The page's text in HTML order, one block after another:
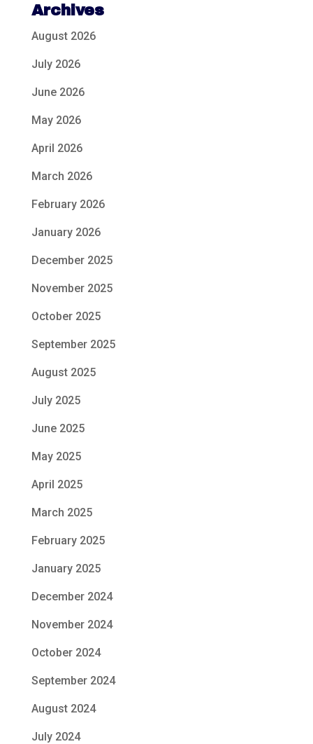
Archives
August 2026
July 2026
June 2026
May 2026
April 2026
March 2026
February 2026
January 2026
December 2025
November 2025
October 2025
September 2025
August 2025
July 2025
June 2025
May 2025
April 2025
March 2025
February 2025
January 2025
December 2024
November 2024
October 2024
September 2024
August 2024
July 2024